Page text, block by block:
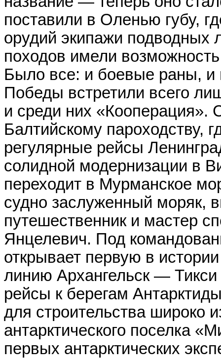
поставили в Оленью губу,
орудий экипажи подводных
походов имели
Было все: и боевые раны, и
Победы встретили всего
и среди них «Кооперация».
Балтийскому пароходству,
регулярные рейсы
солидной модернизации в
переходит в Мурманское
судно заслуженный моряк,
путешественник и мастер
Янцелевич. Под
открывает первую в
линию Архангельск —
рейсы к берегам
для строительства широко
антарктического поселка
первых антарктических